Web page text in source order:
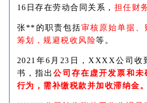
16日存在劳动合同关系， 担任财
张**的职责包括审核原始单据、
筹划，规避税收风险等。
2021年6月23日，XXXX公司收
书，指出公司存在虚开发票和未
行为，需补缴税款并加收滞纳金。